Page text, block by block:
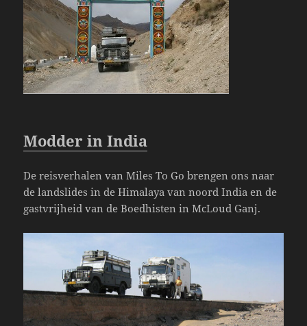
Modder in India
De reisverhalen van Miles To Go brengen ons naar
de landslides in de Himalaya van noord India en de
gastvrijheid van de Boedhisten in McLoud Ganj.